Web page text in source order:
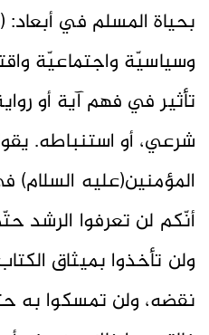
بحياة المسلم في أبعاد:
وسياسيّة واجتماعيّة
تأثير في فهم آية أو
شرعي، أو استنباطه.
المؤمنين(عليه السلام)
أنّكم لن تعرفوا الرشد
ولن تأخذوا بميثاق
نقضه، ولن تمسكوا به